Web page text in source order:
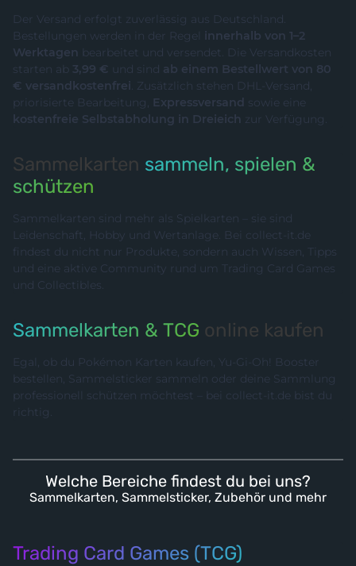
Der Versand erfolgt zuverlässig aus Deutschland.
Bestellungen werden in der Regel innerhalb von 1–2
Werktagen bearbeitet und versendet. Die Versandkosten
starten ab 3,99 € und sind ab einem Bestellwert von 80
€ versandkostenfrei. Zusätzlich stehen DHL-Versand,
priorisierte Bearbeitung, Expressversand sowie eine
kostenfreie Selbstabholung in Dreieich zur Verfügung.
Sammelkarten sammeln, spielen &
schützen
Sammelkarten sind mehr als Spielkarten – sie sind
Leidenschaft, Hobby und Wertanlage. Bei collect-it.de
findest du nicht nur Produkte, sondern auch Wissen, Tipps
und eine aktive Community rund um Trading Card Games
und Collectibles.
Sammelkarten & TCG online kaufen
Egal, ob du Pokémon Karten kaufen, Yu-Gi-Oh! Booster
bestellen, Sammelsticker sammeln oder deine Sammlung
professionell schützen möchtest – bei collect-it.de bist du
richtig.
Welche Bereiche findest du bei uns?
Sammelkarten, Sammelsticker, Zubehör und mehr
Trading Card Games (TCG)